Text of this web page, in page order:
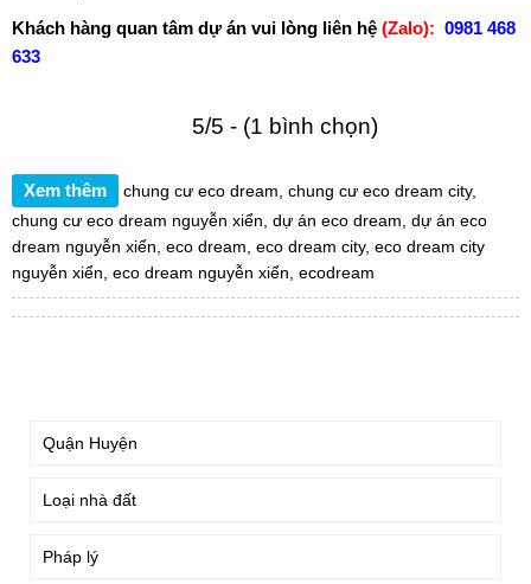
Khách hàng quan tâm dự án vui lòng liên hệ (Zalo): 0981 468
633
5/5 - (1 bình chọn)
Xem thêm chung cư eco dream chung cư eco dream city,
chung cư eco dream nguyễn xiển dự án eco dream dự án eco
dream nguyễn xiển eco dream eco dream city, eco dream city
nguyễn xiển eco dream nguyễn xiển ecodream